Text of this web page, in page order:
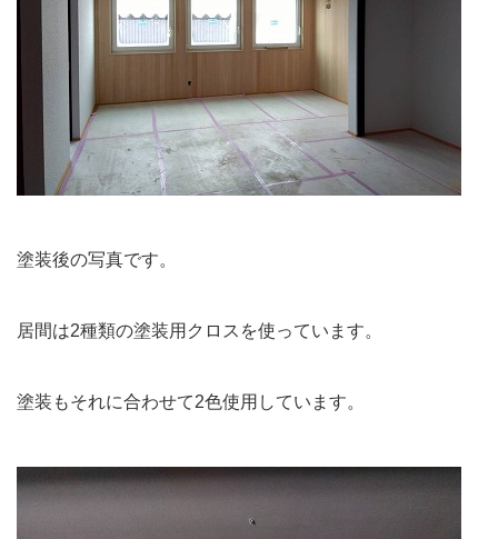
塗装後の写真です。
居間は2種類の塗装用クロスを使っています。
塗装もそれに合わせて2色使用しています。